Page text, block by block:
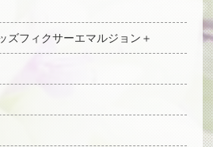
フィクサーエマルジョン＋